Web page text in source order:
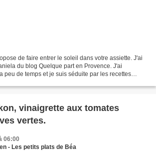
de faire entrer le soleil dans votre assiette. J'ai
du blog Quelque part en Provence. J'ai
peu de temps et je suis séduite par les recettes
vinaigrette aux tomates
vertes.
06:00
- Les petits plats de Béa